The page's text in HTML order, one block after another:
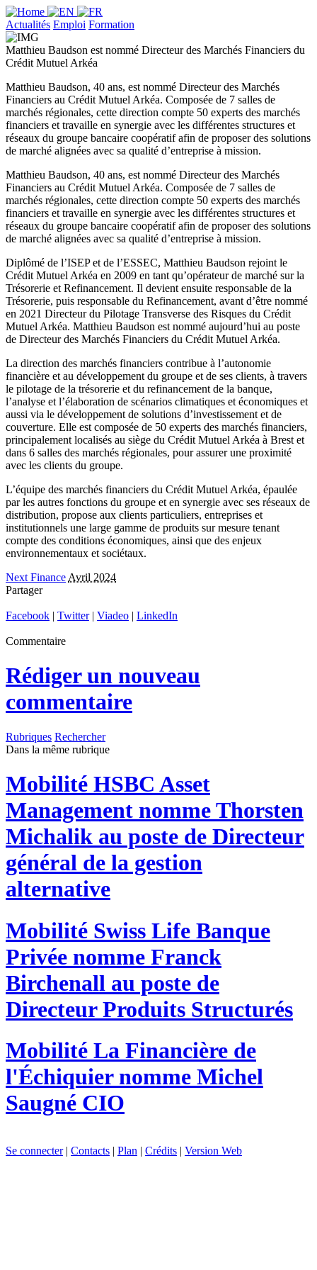
Actualités Emploi Formation
Matthieu Baudson est nommé Directeur des Marchés Financiers du
Crédit Mutuel Arkéa
Matthieu Baudson, 40 ans, est nommé Directeur des Marchés
Financiers au Crédit Mutuel Arkéa. Composée de 7 salles de
marchés régionales, cette direction compte 50 experts des marchés
financiers et travaille en synergie avec les différentes structures et
réseaux du groupe bancaire coopératif afin de proposer des solutions
de marché alignées avec sa qualité d’entreprise à mission.
Matthieu Baudson, 40 ans, est nommé Directeur des Marchés
Financiers au Crédit Mutuel Arkéa. Composée de 7 salles de
marchés régionales, cette direction compte 50 experts des marchés
financiers et travaille en synergie avec les différentes structures et
réseaux du groupe bancaire coopératif afin de proposer des solutions
de marché alignées avec sa qualité d’entreprise à mission.
Diplômé de l’ISEP et de l’ESSEC, Matthieu Baudson rejoint le
Crédit Mutuel Arkéa en 2009 en tant qu’opérateur de marché sur la
Trésorerie et Refinancement. Il devient ensuite responsable de la
Trésorerie, puis responsable du Refinancement, avant d’être nommé
en 2021 Directeur du Pilotage Transverse des Risques du Crédit
Mutuel Arkéa. Matthieu Baudson est nommé aujourd’hui au poste
de Directeur des Marchés Financiers du Crédit Mutuel Arkéa.
La direction des marchés financiers contribue à l’autonomie
financière et au développement du groupe et de ses clients, à travers
le pilotage de la trésorerie et du refinancement de la banque,
l’analyse et l’élaboration de scénarios climatiques et économiques et
aussi via le développement de solutions d’investissement et de
couverture. Elle est composée de 50 experts des marchés financiers,
principalement localisés au siège du Crédit Mutuel Arkéa à Brest et
dans 6 salles des marchés régionales, pour assurer une proximité
avec les clients du groupe.
L’équipe des marchés financiers du Crédit Mutuel Arkéa, épaulée
par les autres fonctions du groupe et en synergie avec ses réseaux de
distribution, propose aux clients particuliers, entreprises et
institutionnels une large gamme de produits sur mesure tenant
compte des conditions économiques, ainsi que des enjeux
environnementaux et sociétaux.
Next Finance Avril 2024
Partager
Facebook | Twitter| Viadeo | LinkedIn
Commentaire
Rédiger un nouveau
commentaire
Rubriques Rechercher
Dans la même rubrique
Mobilité HSBC Asset
Management nomme Thorsten
Michalik au poste de Directeur
général de la gestion
alternative
Mobilité Swiss Life Banque
Privée nomme Franck
Birchenall au poste de
Directeur Produits Structurés
Mobilité La Financière de
l'Échiquier nomme Michel
Saugné CIO
Se connecter| Contacts | Plan | Crédits | Version Web